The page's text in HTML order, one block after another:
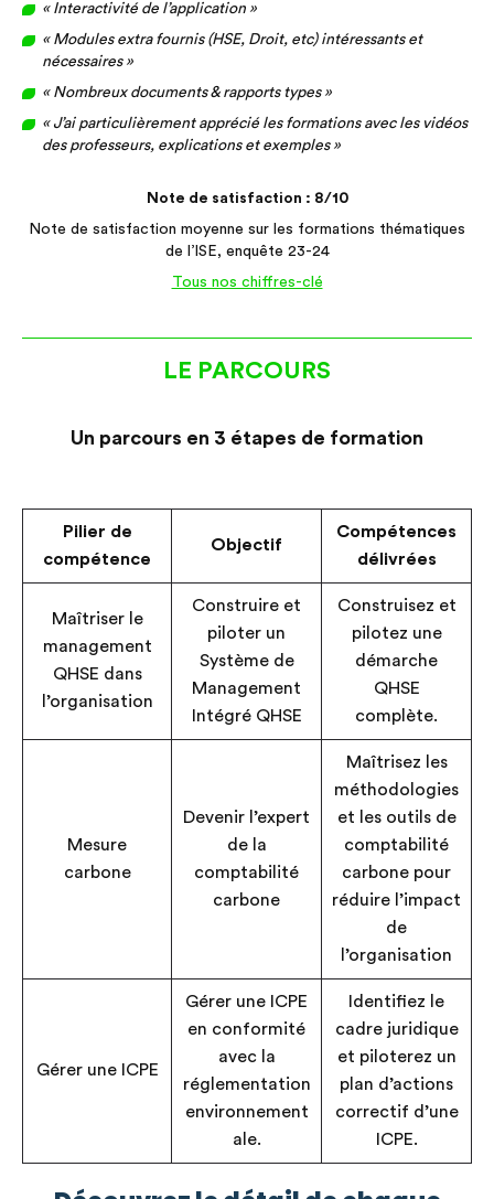
« Interactivité de l’application »
« Modules extra fournis (HSE, Droit, etc) intéressants et
nécessaires »
« Nombreux documents & rapports types »
« J’ai particulièrement apprécié les formations avec les vidéos
des professeurs, explications et exemples »
Note de satisfaction : 8/10
Note de satisfaction moyenne sur les formations thématiques
de l’ISE, enquête 23-24
Tous nos chiffres-clé
LE PARCOURS
Un parcours en 3 étapes de formation
Pilier de
compétence
Objectif
Compétences
délivrées
Maîtriser le
management
QHSE dans
l’organisation
Construire et
piloter un
Système de
Management
Intégré QHSE
Construisez et
pilotez une
démarche
QHSE
complète.
Mesure
carbone
Devenir l’expert
de la
comptabilité
carbone
Maîtrisez les
méthodologies
et les outils de
comptabilité
carbone pour
réduire l’impact
de
l’organisation
Gérer une ICPE
Gérer une ICPE
en conformité
avec la
réglementation
environnement
ale.
Identifiez le
cadre juridique
et piloterez un
plan d’actions
correctif d’une
ICPE.